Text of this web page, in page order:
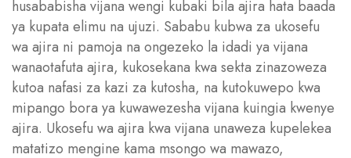
husababisha vijana wengi kubaki bila ajira hata baada
ya kupata elimu na ujuzi. Sababu kubwa za ukosefu
wa ajira ni pamoja na ongezeko la idadi ya vijana
wanaotafuta ajira, kukosekana kwa sekta zinazoweza
kutoa nafasi za kazi za kutosha, na kutokuwepo kwa
mipango bora ya kuwawezesha vijana kuingia kwenye
ajira. Ukosefu wa ajira kwa vijana unaweza kupelekea
matatizo mengine kama msongo wa mawazo,